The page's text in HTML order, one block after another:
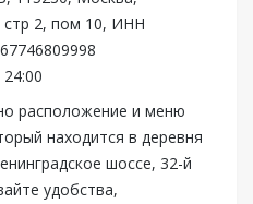
стр 2, пом 10, ИНН
расположение и меню
находится в деревня
шоссе, 32-й
удобства,